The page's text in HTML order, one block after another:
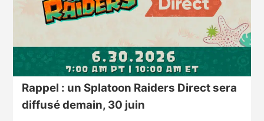
Rappel : un Splatoon Raiders Direct sera
diffusé demain, 30 juin